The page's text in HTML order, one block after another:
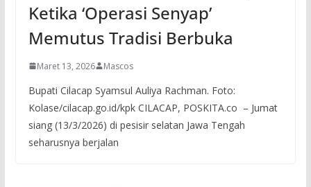
Ketika ‘Operasi Senyap’
Memutus Tradisi Berbuka
Maret 13, 2026 Mascos
Bupati Cilacap Syamsul Auliya Rachman. Foto:
Kolase/cilacap.go.id/kpk CILACAP, POSKITA.co – Jumat
siang (13/3/2026) di pesisir selatan Jawa Tengah
seharusnya berjalan